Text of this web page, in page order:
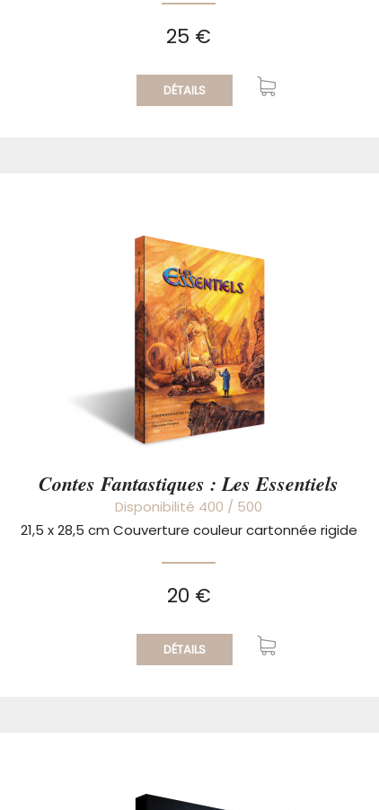
25 €
DÉTAILS
Contes Fantastiques : Les Essentiels
Disponibilité 400 / 500
21,5 x 28,5 cm Couverture couleur cartonnée rigide
20 €
DÉTAILS